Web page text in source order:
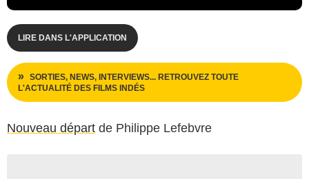
LIRE DANS L'APPLICATION
SORTIES, NEWS, INTERVIEWS... RETROUVEZ TOUTE
L'ACTUALITÉ DES FILMS INDÉS
Nouveau départ de Philippe Lefebvre